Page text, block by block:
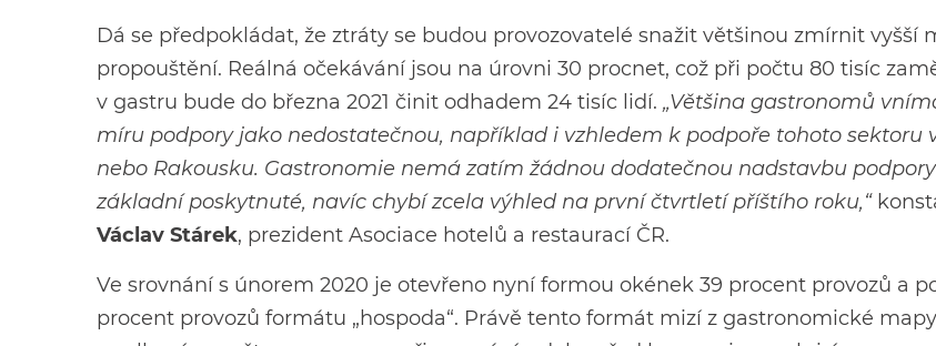
Dá se předpokládat, že ztráty se budou provozovatelé snažit většinou zmírnit vyšší
propouštění. Reálná očekávání jsou na úrovni 30 procnet, což při počtu 80 tisíc
v gastru bude do března 2021 činit odhadem 24 tisíc lidí. „Většina gastronomů
míru podpory jako nedostatečnou, například i vzhledem k podpoře tohoto sektoru
nebo Rakousku. Gastronomie nemá zatím žádnou dodatečnou nadstavbu
základní poskytnuté, navíc chybí zcela výhled na první čtvrtletí příštího roku,“
Václav Stárek, prezident Asociace hotelů a restaurací ČR.
Ve srovnání s únorem 2020 je otevřeno nyní formou okének 39 procent provozů a
procent provozů formátu „hospoda“. Právě tento formát mizí z gastronomické